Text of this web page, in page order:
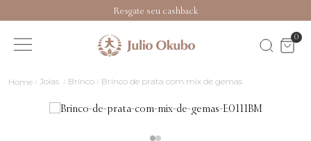
Resgate seu cashback
0
Joias Brinco Brinco de prata com mix de gemas